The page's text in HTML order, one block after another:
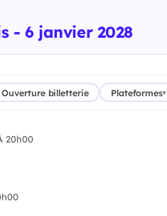
- 6 janvier 2028
Ouverture billetterie Plateformes▾
20h00